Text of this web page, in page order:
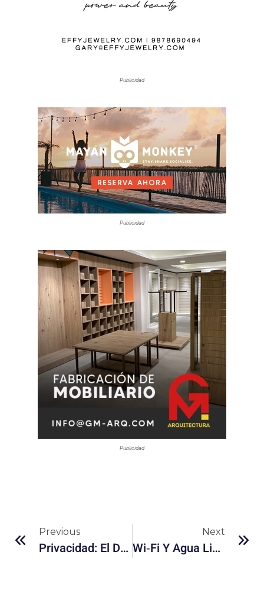
Publicidad
Publicidad
Publicidad
Previous
Privacidad: El Derecho Olvidado En La Era Del Oversharing
Next
Wi‑Fi Y Agua Limpia: Cómo Tratar Efluentes Con Nuevas Tecnologías Sostenibles